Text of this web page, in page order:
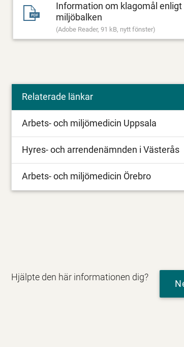
Information om klagomål enligt
miljöbalken
(Adobe Reader, 91 kB, nytt fönster)
Relaterade länkar
Arbets- och miljömedicin Uppsala
Hyres- och arrendenämnden i Västerås
Arbets- och miljömedicin Örebro
Hjälpte den här informationen dig?